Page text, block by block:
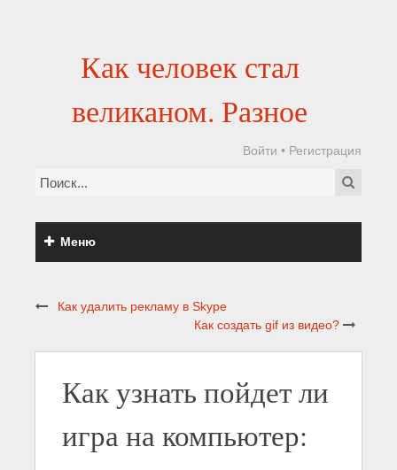
Как человек стал
великаном. Разное
Войти • Регистрация
Меню
Как удалить рекламу в Skype
Как создать gif из видео?
Как узнать пойдет ли
игра на компьютер: